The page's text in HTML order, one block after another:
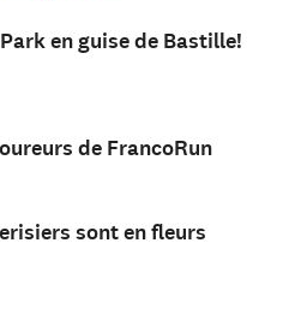
en guise de Bastille!
de FrancoRun
sont en fleurs